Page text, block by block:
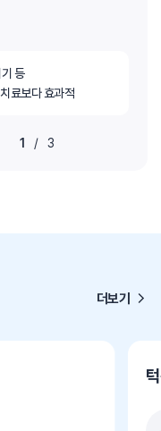
등
료보다 효과적
1 / 3
더보기